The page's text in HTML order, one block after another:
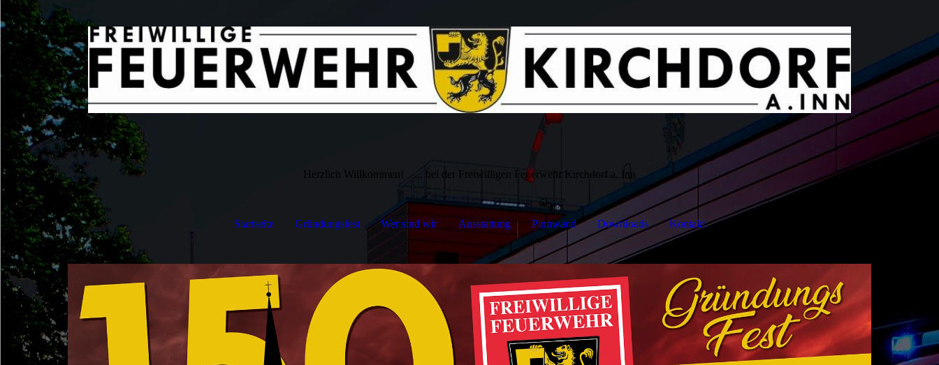
Herzlich Willkommen! ... bei der Freiwilligen Feuerwehr Kirchdorf a. Inn
Startseite Gründungsfest Wer sind wir Ausstattung Pinnwand Downloads Kontakt